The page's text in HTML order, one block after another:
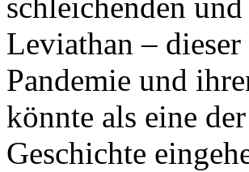
schleichenden
Leviathan –
Pandemie und
könnte als eine
Geschichte